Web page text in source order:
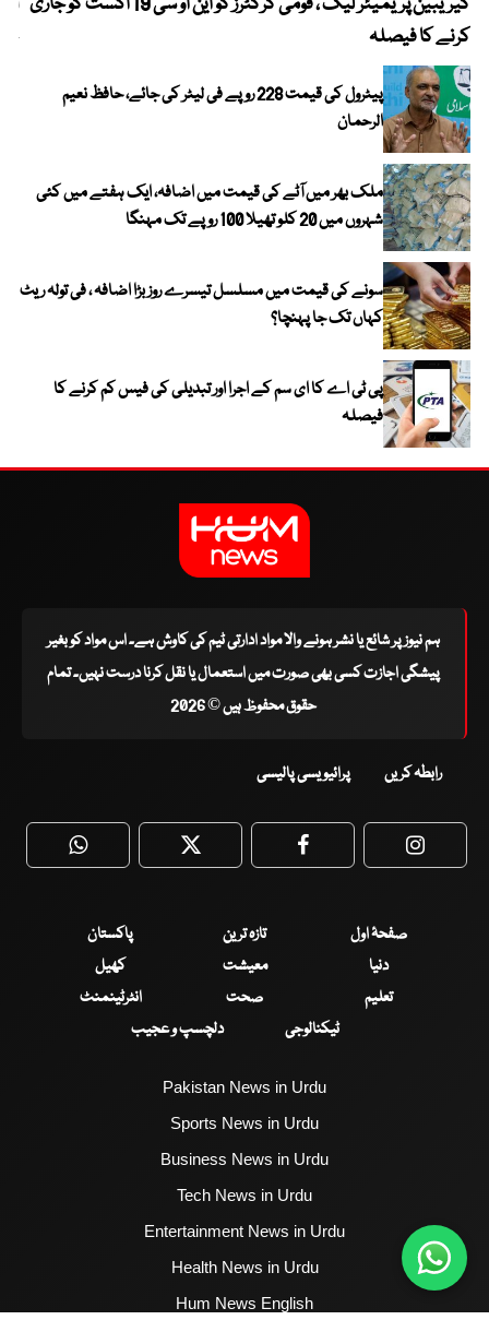
کرنے کا فیصلہ
پیٹرول کی قیمت 228 روپے فی لیٹر کی جائے، حافظ نعیم
الرحمان
ملک بھر میں آٹے کی قیمت میں اضافہ، ایک ہفتے میں کئی
شہروں میں 20 کلو تھیلا 100 روپے تک مہنگا
سونے کی قیمت میں مسلسل تیسرے روز بڑا اضافہ ، فی تولہ ریٹ
کہاں تک جا پہنچا؟
پی ٹی اے کا ای سم کے اجرا اور تبدیلی کی فیس کم کرنے کا
فیصلہ
ہم نیوز پر شائع یا نشر ہونے والا مواد ادارتی ٹیم کی کاوش ہے۔ اس مواد کو بغیر
پیشگی اجازت کسی بھی صورت میں استعمال یا نقل کرنا درست نہیں۔ تمام
حقوق محفوظ ہیں © 2026
رابطہ کریں پرائیویسی پالیسی
WhatsApp Twitter Facebook
صفحۂ اول تازہ ترین
پاکستان
دنیا
معیشت
کھیل
تعلیم
صحت
انٹرٹینمنٹ
ٹیکنالوجی
دلچسپ و عجیب
Pakistan News in Urdu
Sports News in Urdu
Business News in Urdu
Tech News in Urdu
Entertainment News in Urdu
Health News in Urdu
Hum News English